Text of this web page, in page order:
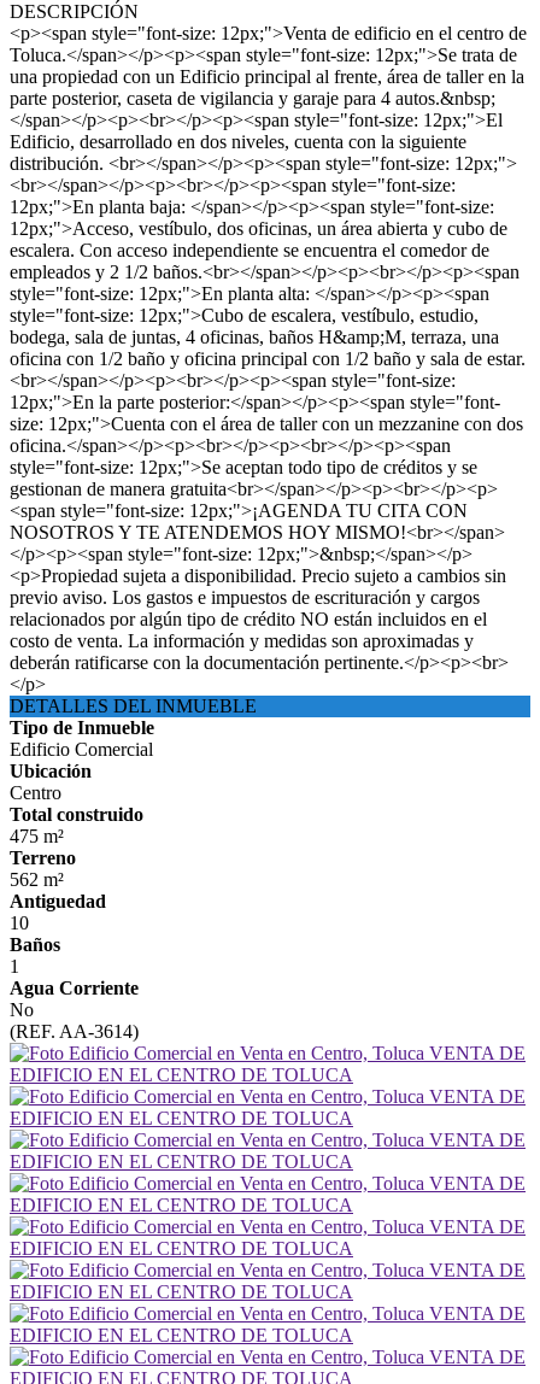
DESCRIPCIÓN
<p><span style="font-size: 12px;">Venta de edificio en el centro de
Toluca.</span></p><p><span style="font-size: 12px;">Se trata de
una propiedad con un Edificio principal al frente, área de taller en la
parte posterior, caseta de vigilancia y garaje para 4 autos.&nbsp;
</span></p><p><br></p><p><span style="font-size: 12px;">El
Edificio, desarrollado en dos niveles, cuenta con la siguiente
distribución. <br></span></p><p><span style="font-size: 12px;">
<br></span></p><p><br></p><p><span style="font-size:
12px;">En planta baja: </span></p><p><span style="font-size:
12px;">Acceso, vestíbulo, dos oficinas, un área abierta y cubo de
escalera. Con acceso independiente se encuentra el comedor de
empleados y 2 1/2 baños.<br></span></p><p><br></p><p><span
style="font-size: 12px;">En planta alta: </span></p><p><span
style="font-size: 12px;">Cubo de escalera, vestíbulo, estudio,
bodega, sala de juntas, 4 oficinas, baños H&amp;M, terraza, una
oficina con 1/2 baño y oficina principal con 1/2 baño y sala de estar.
<br></span></p><p><br></p><p><span style="font-size:
12px;">En la parte posterior:</span></p><p><span style="font-
size: 12px;">Cuenta con el área de taller con un mezzanine con dos
oficina.</span></p><p><br></p><p><br></p><p><span
style="font-size: 12px;">Se aceptan todo tipo de créditos y se
gestionan de manera gratuita<br></span></p><p><br></p><p>
<span style="font-size: 12px;">¡AGENDA TU CITA CON
NOSOTROS Y TE ATENDEMOS HOY MISMO!<br></span>
</p><p><span style="font-size: 12px;">&nbsp;</span></p>
<p>Propiedad sujeta a disponibilidad. Precio sujeto a cambios sin
previo aviso. Los gastos e impuestos de escrituración y cargos
relacionados por algún tipo de crédito NO están incluidos en el
costo de venta. La información y medidas son aproximadas y
deberán ratificarse con la documentación pertinente.</p><p><br>
</p>
DETALLES DEL INMUEBLE
Tipo de Inmueble
Edificio Comercial
Ubicación
Centro
Total construido
475 m²
Terreno
562 m²
Antiguedad
10
Baños
1
Agua Corriente
No
(REF. AA-3614)